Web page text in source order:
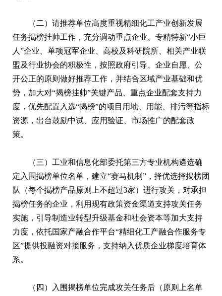
（二）请推荐单位高度重视精细化工产业创新发展
任务揭榜挂帅工作，充分调动重点企业、专精特新“小巨
人”企业、单项冠军企业、高校及科研院所、相关产业联
盟及行业协会的积极性，按照政府引导、企业自愿、公
开公正的原则做好推荐工作，并结合区域产业基础和优
势，加大对“揭榜挂帅”关键产品、重点企业配套支持力
度，优先配置入选“揭榜”的项目用地、用能、排污等指标
资源，出台鼓励中试、应用验证、市场推广的配套政
策。
（三）工业和信息化部委托第三方专业机构遴选确
定入围揭榜单位名单，建立“赛马机制”，择优选择揭榜团
队（每个揭榜产品原则上不超过3家）进行攻关，对承担
揭榜任务的企业，利用现有政策资金渠道支持攻关任务
实施，引导制造业转型升级基金和社会资本等加大支持
力度，依托国家产融合作平台“精细化工产融合作服务专
区”提供投融资对接服务，支持纳入优质企业梯度培育体
系。
（四）入围揭榜单位完成攻关任务后（原则上名单